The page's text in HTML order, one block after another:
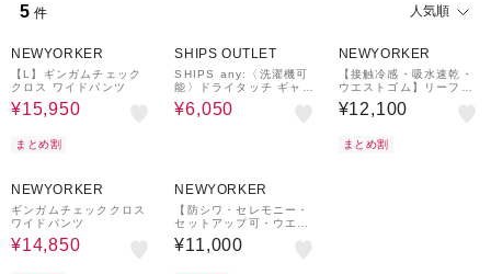
5 件 人気順
NEWYORKER
【L】ギンガムチェック
クロス ワイドパンツ
¥15,950
まとめ割
SHIPS OUTLET
SHIPS any:〈洗濯機可
能〉ドライタッチ ギャザ
ー キュロット パンツ
¥6,050
NEWYORKER
【接触冷感・吸水速乾・
ウエストゴム】リーフプ
リントリラックスパンツ
¥12,100
まとめ割
NEWYORKER
ギンガムチェッククロス
ワイドパンツ
¥14,850
NEWYORKER
【防シワ・セレモニー・
セットアップ可・ウエス
トゴム】ツータックワイ
ドパンツ
¥11,000